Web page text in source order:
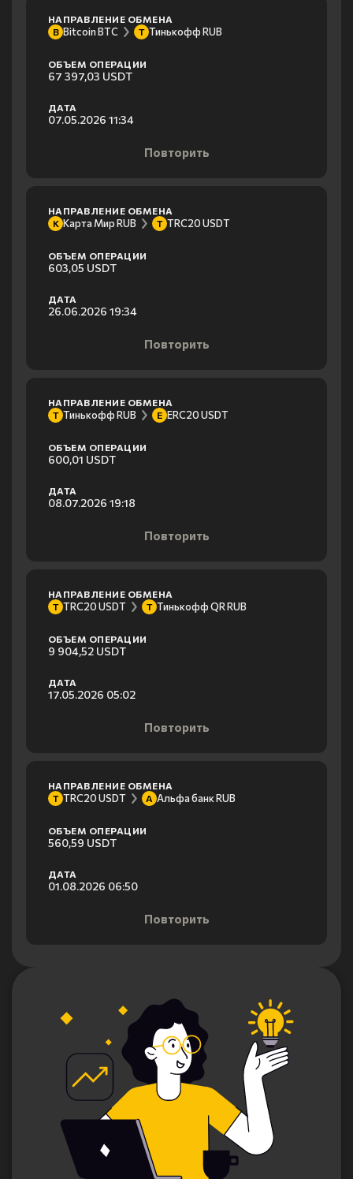
НАПРАВЛЕНИЕ ОБМЕНА
B Bitcoin BTC Т Тинькофф RUB
ОБЪЕМ ОПЕРАЦИИ
67 397,03 USDT
ДАТА
07.05.2026 11:34
Повторить
НАПРАВЛЕНИЕ ОБМЕНА
К Карта Мир RUB T TRC20 USDT
ОБЪЕМ ОПЕРАЦИИ
603,05 USDT
ДАТА
26.06.2026 19:34
Повторить
НАПРАВЛЕНИЕ ОБМЕНА
Т Тинькофф RUB E ERC20 USDT
ОБЪЕМ ОПЕРАЦИИ
600,01 USDT
ДАТА
08.07.2026 19:18
Повторить
НАПРАВЛЕНИЕ ОБМЕНА
T TRC20 USDT Т Тинькофф QR RUB
ОБЪЕМ ОПЕРАЦИИ
9 904,52 USDT
ДАТА
17.05.2026 05:02
Повторить
НАПРАВЛЕНИЕ ОБМЕНА
T TRC20 USDT А Альфа банк RUB
ОБЪЕМ ОПЕРАЦИИ
560,59 USDT
ДАТА
01.08.2026 06:50
Повторить